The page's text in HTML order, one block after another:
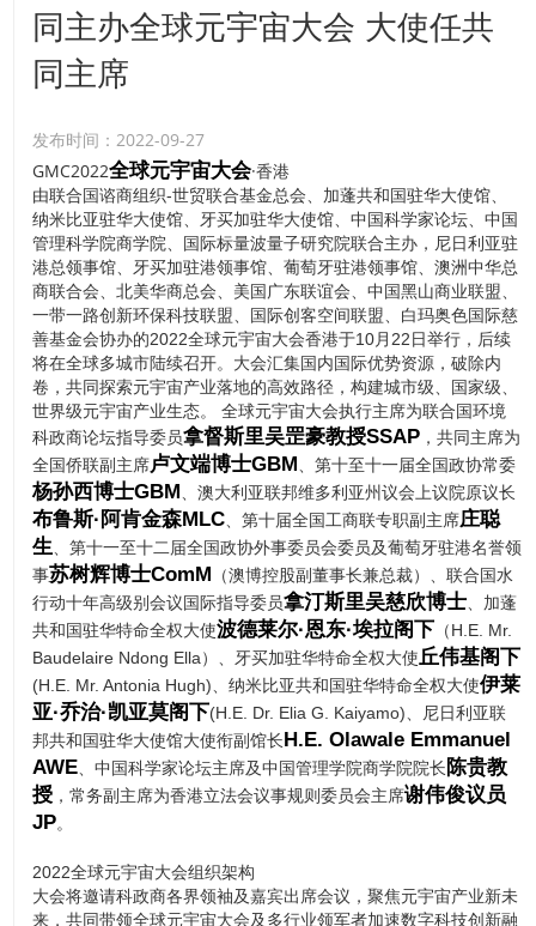
同主办全球元宇宙大会 大使任共
同主席
发布时间：2022-09-27
日前，联合国谘商组织-世贸联合基金总会创办人拿督
斯里吴罡豪教授聘请纳米比亚共和国驻华特命全权大使
伊莱亚·乔治·凯亚莫阁下(H.E. Dr. Elia G. Kaiyamo)为
全球元宇宙大会共同主席，世贸总会与纳米比亚驻华大
使馆将于十月在香港共同主办GMC2022全球元宇宙大
会。
GMC2022全球元宇宙大会·香港
由联合国谘商组织-世贸联合基金总会、加蓬共和国驻华大使馆、
纳米比亚驻华大使馆、牙买加驻华大使馆、中国科学家论坛、中国
管理科学院商学院、国际标量波量子研究院联合主办，尼日利亚驻
港总领事馆、牙买加驻港领事馆、葡萄牙驻港领事馆、澳洲中华总
商联合会、北美华商总会、美国广东联谊会、中国黑山商业联盟、
一带一路创新环保科技联盟、国际创客空间联盟、白玛奥色国际慈
善基金会协办的2022全球元宇宙大会香港于10月22日举行，后续
将在全球多城市陆续召开。大会汇集国内国际优势资源，破除内
卷，共同探索元宇宙产业落地的高效路径，构建城市级、国家级、
世界级元宇宙产业生态。 全球元宇宙大会执行主席为联合国环境
科政商论坛指导委员拿督斯里吴罡豪教授SSAP ，共同主席为
全国侨联副主席卢文端博士GBM 、第十至十一届全国政协常委
杨孙西博士GBM 、澳大利亚联邦维多利亚州议会上议院原议长
布鲁斯·阿肯金森MLC 、第十届全国工商联专职副主席庄聪
生 、第十一至十二届全国政协外事委员会委员及葡萄牙驻港名誉领
事苏树辉博士ComM （澳博控股副董事长兼总裁）、联合国水
行动十年高级别会议国际指导委员拿汀斯里吴慈欣博士 、加蓬
共和国驻华特命全权大使波德莱尔·恩东·埃拉阁下 （H.E. Mr.
Baudelaire Ndong Ella）、牙买加驻华特命全权大使丘伟基阁下
(H.E. Mr. Antonia Hugh)、纳米比亚共和国驻华特命全权大使伊莱
亚·乔治·凯亚莫阁下(H.E. Dr. Elia G. Kaiyamo)、尼日利亚联
邦共和国驻华大使馆大使衔副馆长H.E. Olawale Emmanuel
AWE 、中国科学家论坛主席及中国管理学院商学院院长陈贵教
授 ，常务副主席为香港立法会议事规则委员会主席谢伟俊议员
JP。
2022全球元宇宙大会组织架构
大会将邀请科政商各界领袖及嘉宾出席会议，聚焦元宇宙产业新未
来，共同带领全球元宇宙大会及多行业领军者加速数字科技创新融